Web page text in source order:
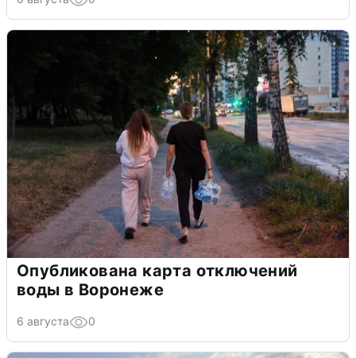
Опубликована карта отключений
воды в Воронеже
6 августа 0